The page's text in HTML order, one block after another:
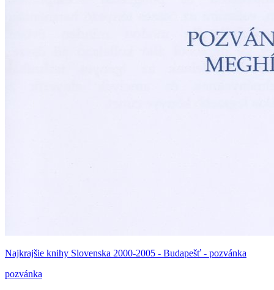
Najkrajšie knihy Slovenska 2000-2005 - Budapešť - pozvánka
pozvánka